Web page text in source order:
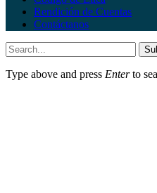
Rendición de Cuentas
Contáctanos
Type above and press Enterto